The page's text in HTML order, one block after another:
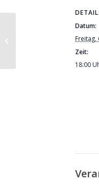
Datum:
Freitag,
Zeit:
18:00
Feuerlauf mit Rainer im